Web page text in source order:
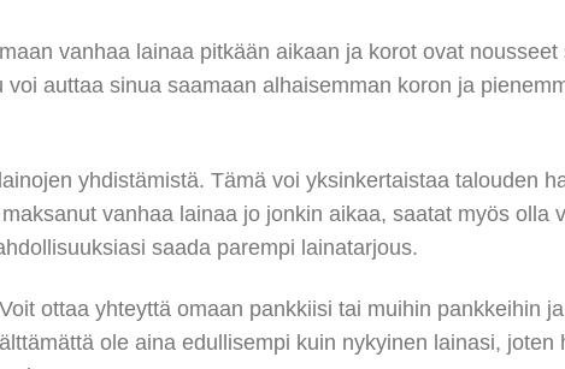
vanhaa lainaa pitkään aikaan ja korot ovat nousseet
auttaa sinua saamaan alhaisemman koron ja
yhdistämistä. Tämä voi yksinkertaistaa talouden
vanhaa lainaa jo jonkin aikaa, saatat myös olla
saada parempi lainatarjous.
ottaa yhteyttä omaan pankkiisi tai muihin pankkeihin
ole aina edullisempi kuin nykyinen lainasi, joten